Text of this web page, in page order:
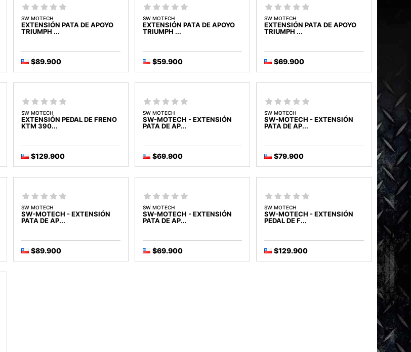
SW MOTECH
EXTENSIÓN PATA DE APOYO
TRIUMPH ...
$89.900
SW MOTECH
EXTENSIÓN PATA DE APOYO
TRIUMPH ...
$59.900
SW MOTECH
EXTENSIÓN PATA DE APOYO
TRIUMPH ...
$69.900
SW MOTECH
EXTENSIÓN PEDAL DE FRENO
KTM 390...
$129.900
SW MOTECH
SW-MOTECH - EXTENSIÓN
PATA DE AP...
$69.900
SW MOTECH
SW-MOTECH - EXTENSIÓN
PATA DE AP...
$79.900
SW MOTECH
SW-MOTECH - EXTENSIÓN
PATA DE AP...
$89.900
SW MOTECH
SW-MOTECH - EXTENSIÓN
PATA DE AP...
$69.900
SW MOTECH
SW-MOTECH - EXTENSIÓN
PEDAL DE F...
$129.900